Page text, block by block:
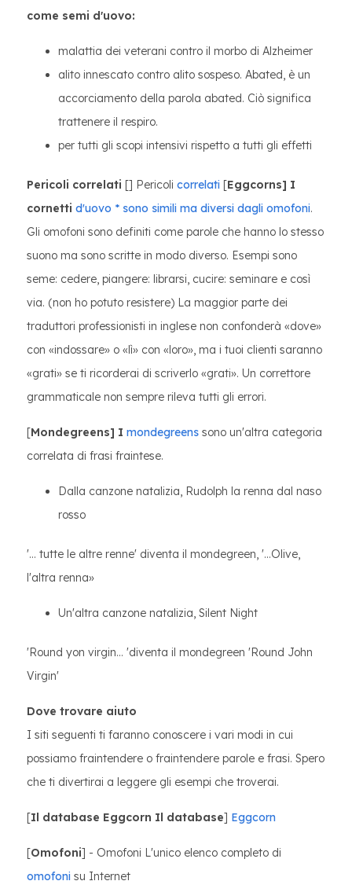
come semi d'uovo:
malattia dei veterani contro il morbo di Alzheimer
alito innescato contro alito sospeso. Abated, è un
accorciamento della parola abated. Ciò significa
trattenere il respiro.
per tutti gli scopi intensivi rispetto a tutti gli effetti
Pericoli correlati [] Pericoli correlati [Eggcorns] I
cornetti d'uovo * sono simili ma diversi dagli omofoni.
Gli omofoni sono definiti come parole che hanno lo stesso
suono ma sono scritte in modo diverso. Esempi sono
seme: cedere, piangere: librarsi, cucire: seminare e così
via. (non ho potuto resistere) La maggior parte dei
traduttori professionisti in inglese non confonderà «dove»
con «indossare» o «lì» con «loro», ma i tuoi clienti saranno
«grati» se ti ricorderai di scriverlo «grati». Un correttore
grammaticale non sempre rileva tutti gli errori.
[Mondegreens] I mondegreens sono un'altra categoria
correlata di frasi fraintese.
Dalla canzone natalizia, Rudolph la renna dal naso
rosso
'... tutte le altre renne' diventa il mondegreen, '...Olive,
l'altra renna»
Un'altra canzone natalizia, Silent Night
'Round yon virgin... 'diventa il mondegreen 'Round John
Virgin'
Dove trovare aiuto
I siti seguenti ti faranno conoscere i vari modi in cui
possiamo fraintendere o fraintendere parole e frasi. Spero
che ti divertirai a leggere gli esempi che troverai.
[Il database Eggcorn Il database] Eggcorn
[Omofoni] - Omofoni L'unico elenco completo di
omofoni su Internet